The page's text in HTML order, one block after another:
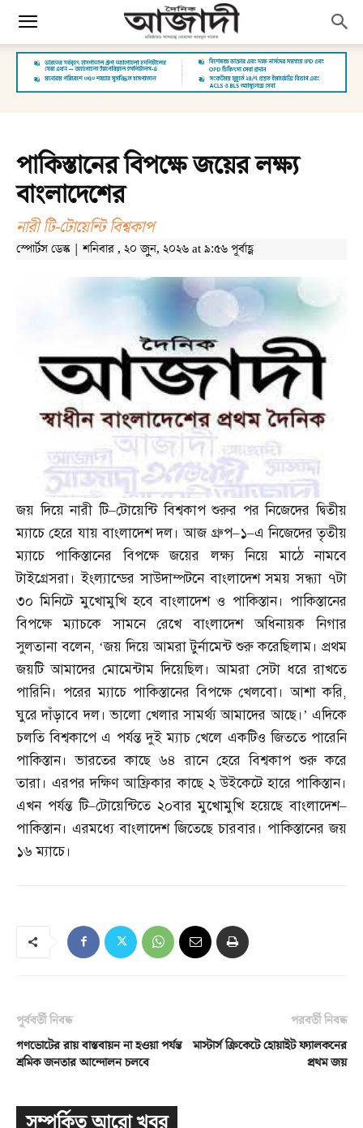
পাকিস্তানের বিপক্ষে জয়ের লক্ষ্য
বাংলাদেশের
নারী টি-টোয়েন্টি বিশ্বকাপ
স্পোর্টস ডেস্ক | শনিবার , ২০ জুন, ২০২৬ at ৯:৫৬ পূর্বাহ্ণ
জয় দিয়ে নারী টি–টোয়েন্টি বিশ্বকাপ শুরুর পর নিজেদের দ্বিতীয়
ম্যাচে হেরে যায় বাংলাদেশ দল। আজ গ্রুপ–১–এ নিজেদের তৃতীয়
ম্যাচে পাকিস্তানের বিপক্ষে জয়ের লক্ষ্য নিয়ে মাঠে নামবে
টাইগ্রেসরা। ইংল্যান্ডের সাউদাম্পটনে বাংলাদেশ সময় সন্ধ্যা ৭টা
৩০ মিনিটে মুখোমুখি হবে বাংলাদেশ ও পাকিস্তান। পাকিস্তানের
বিপক্ষে ম্যাচকে সামনে রেখে বাংলাদেশ অধিনায়ক নিগার
সুলতানা বলেন, ‘জয় দিয়ে আমরা টুর্নামেন্ট শুরু করেছিলাম। প্রথম
জয়টি আমাদের মোমেন্টাম দিয়েছিল। আমরা সেটা ধরে রাখতে
পারিনি। পরের ম্যাচে পাকিস্তানের বিপক্ষে খেলবো। আশা করি,
ঘুরে দাঁড়াবে দল। ভালো খেলার সামর্থ্য আমাদের আছে।’ এদিকে
চলতি বিশ্বকাপে এ পর্যন্ত দুই ম্যাচ খেলে একটিও জিততে পারেনি
পাকিস্তান। ভারতের কাছে ৬৪ রানে হেরে বিশ্বকাপ শুরু করে
তারা। এরপর দক্ষিণ আফ্রিকার কাছে ২ উইকেটে হারে পাকিস্তান।
এখন পর্যন্ত টি–টোয়েন্টিতে ২০বার মুখোমুখি হয়েছে বাংলাদেশ–
পাকিস্তান। এরমধ্যে বাংলাদেশ জিতেছে চারবার। পাকিস্তানের জয়
১৬ ম্যাচে।
পূর্ববর্তী নিবন্ধ
গণভোটের রায় বাস্তবায়ন না হওয়া পর্যন্ত
শ্রমিক জনতার আন্দোলন চলবে
পরবর্তী নিবন্ধ
মাস্টার্স ক্রিকেটে হোয়াইট ফ্যালকনের
প্রথম জয়
সম্পর্কিত আরো খবর